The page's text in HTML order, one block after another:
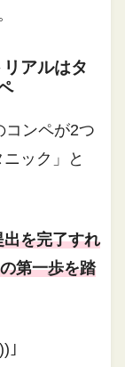
アルはタ
コンペが2つ
ック」と
を完了すれ
第一歩を踏